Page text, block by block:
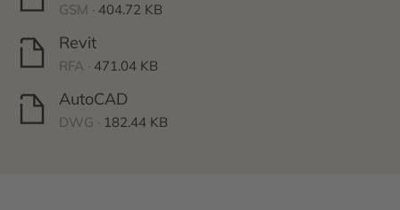
GSM · 404.72 KB
Revit
RFA · 471.04 KB
AutoCAD
DWG · 182.44 KB